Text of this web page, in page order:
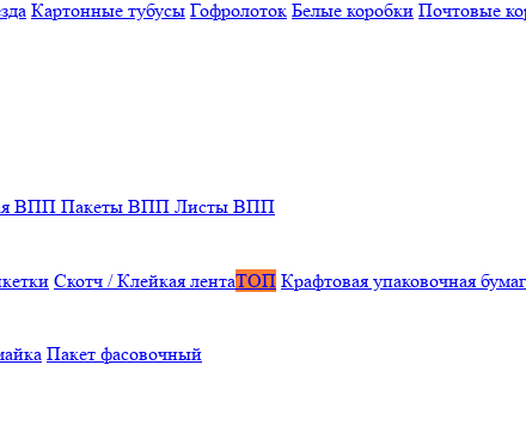
Картонные тубусы Гофролоток Белые коробки Почтовые
ВПП Пакеты ВПП Листы ВПП
Скотч / Клейкая лентаТОП Крафтовая упаковочная
Пакет фасовочный